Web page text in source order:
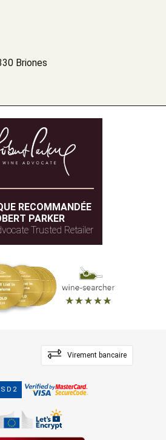
Briones
RECOMMANDÉE
PARKER
Trusted Retailer
Virement bancaire